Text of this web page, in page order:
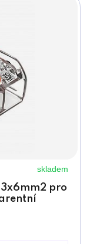
skladem
3x6mm2 pro